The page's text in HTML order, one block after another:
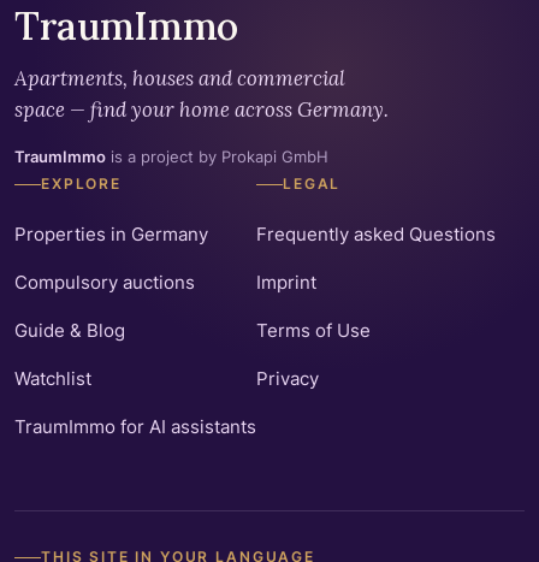
TraumImmo
Apartments, houses and commercial
space — find your home across Germany.
TraumImmo is a project by Prokapi GmbH
EXPLORE
Properties in Germany
Compulsory auctions
Guide & Blog
Watchlist
TraumImmo for AI assistants
LEGAL
Frequently asked Questions
Imprint
Terms of Use
Privacy
THIS SITE IN YOUR LANGUAGE